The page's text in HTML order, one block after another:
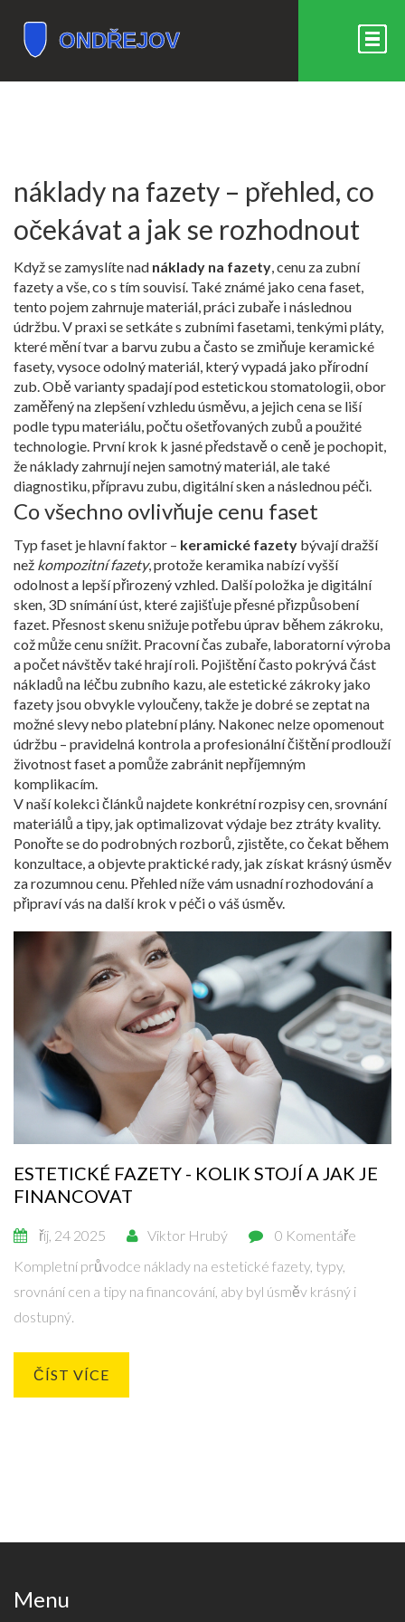
náklady na fazety – přehled, co
očekávat a jak se rozhodnout
Když se zamyslíte nad náklady na fazety,cenu za zubní
fazety a vše, co s tím souvisí. Také známé jako cena faset,
tento pojem zahrnuje materiál, práci zubaře i následnou
údržbu. V praxi se setkáte s zubními fasetami,tenkými pláty,
které mění tvar a barvu zubua často se zmiňuje keramické
fasety,vysoce odolný materiál, který vypadá jako přírodní
zub. Obě varianty spadají podestetickou stomatologii,obor
zaměřený na zlepšení vzhledu úsměvu, a jejich cena se liší
podle typu materiálu, počtu ošetřovaných zubů a použité
technologie. První krok k jasné představě o ceně je pochopit,
že náklady zahrnují nejen samotný materiál, ale také
diagnostiku, přípravu zubu, digitální sken a následnou péči.
Co všechno ovlivňuje cenu faset
Typ faset je hlavní faktor – keramické fazety bývají dražší
než kompozitní fazety, protože keramika nabízí vyšší
odolnost a lepší přirozený vzhled. Další položka jedigitální
sken, 3D snímání úst, které zajišťuje přesné přizpůsobení
fazet. Přesnost skenu snižuje potřebu úprav během zákroku,
což může cenu snížit. Pracovní čas zubaře, laboratorní výroba
a počet návštěv také hrají roli. Pojištění často pokrývá část
nákladů na léčbu zubního kazu, ale estetické zákroky jako
fazety jsou obvykle vyloučeny, takže je dobré se zeptat na
možné slevy nebo platební plány. Nakonec nelze opomenout
údržbu – pravidelná kontrola a profesionální čištění prodlouží
životnost faset a pomůže zabránit nepříjemným
komplikacím.
V naší kolekci článků najdete konkrétní rozpisy cen, srovnání
materiálů a tipy, jak optimalizovat výdaje bez ztráty kvality.
Ponořte se do podrobných rozborů, zjistěte, co čekat během
konzultace, a objevte praktické rady, jak získat krásný úsměv
za rozumnou cenu. Přehled níže vám usnadní rozhodování a
připraví vás na další krok v péči o váš úsměv.
ESTETICKÉ FAZETY - KOLIK STOJÍ A JAK JE
FINANCOVAT
říj, 24 2025 Viktor Hrubý
0 Komentáře
Kompletní průvodce náklady na estetické fazety, typy,
srovnání cen a tipy na financování, aby byl úsměv krásný i
dostupný.
ČÍST VÍCE
Menu